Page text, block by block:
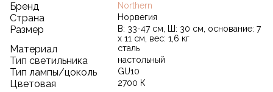
Бренд Northern
Страна Норвегия
Размер
В: 33-47 см, Ш: 30 см, основание: 7
х 11 см, вес: 1,6 кг
Материал сталь
Тип светильника настольный
Тип лампы/цоколь GU10
Цветовая
2700 К